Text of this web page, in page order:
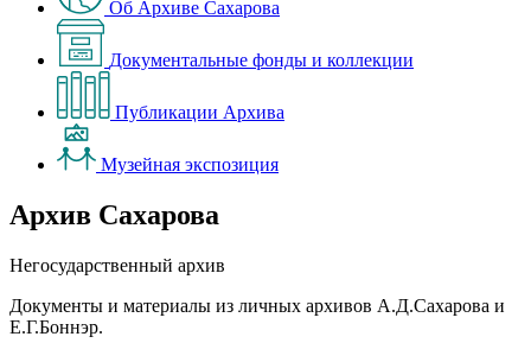
Об Архиве Сахарова
Документальные фонды и коллекции
Публикации Архива
Музейная экспозиция
Архив Сахарова
Негосударственный архив
Документы и материалы из личных архивов А.Д.Сахарова и
Е.Г.Боннэр.